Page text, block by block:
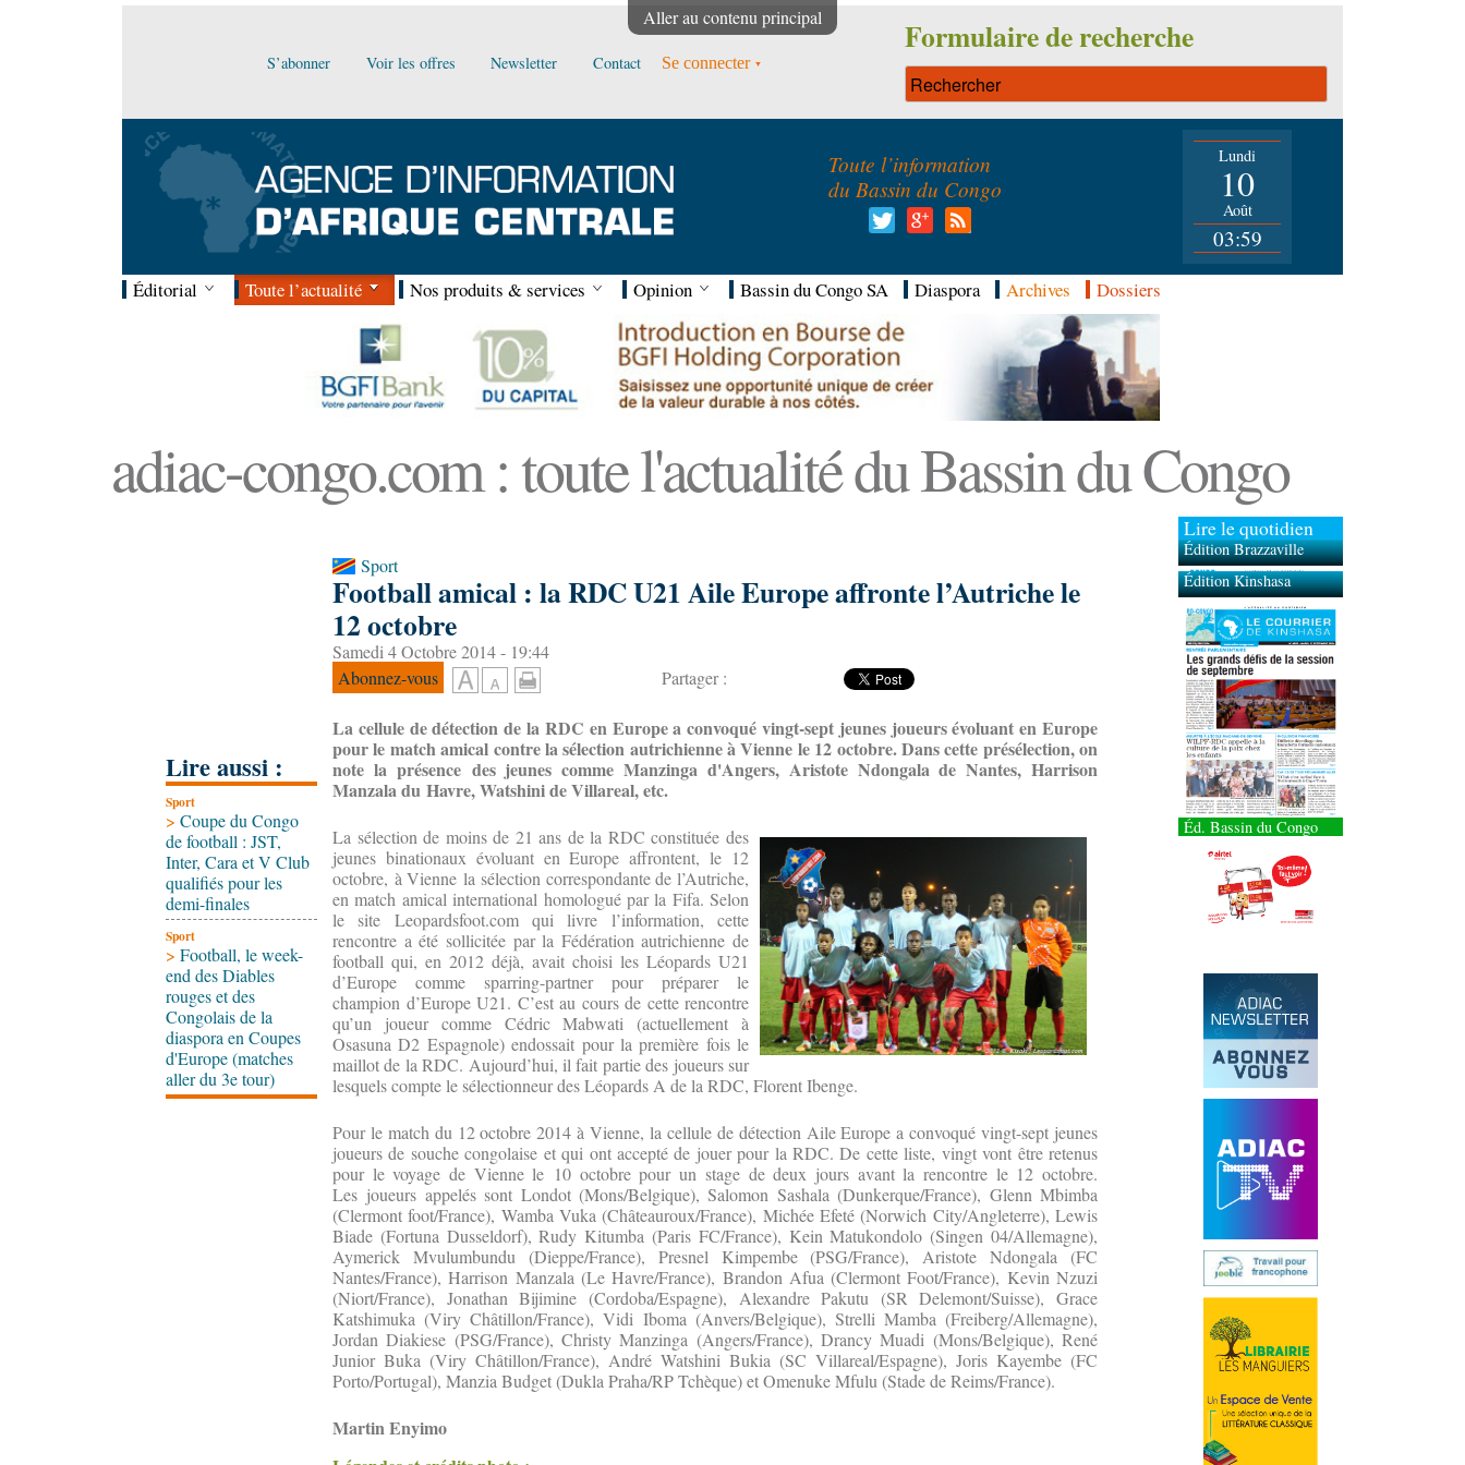
Aller au contenu principal
S’abonner Voir les offres Newsletter Contact Se connecter
Formulaire de recherche
Toute l’information
du Bassin du Congo
Lundi
10
Août
03:59
Éditorial Toute l’actualité Nos produits & services Opinion Bassin du Congo SA Diaspora Archives Dossiers
adiac-congo.com : toute l'actualité du Bassin du Congo
Lire aussi :
Sport
> Coupe du Congo
de football : JST,
Inter, Cara et V Club
qualifiés pour les
demi-finales
Sport
> Football, le week-
end des Diables
rouges et des
Congolais de la
diaspora en Coupes
d'Europe (matches
aller du 3e tour)
Sport
Football amical : la RDC U21 Aile Europe affronte l’Autriche le
12 octobre
Samedi 4 Octobre 2014 - 19:44
Abonnez-vous
Partager :
La cellule de détection de la RDC en Europe a convoqué vingt-sept jeunes joueurs évoluant en Europe
pour le match amical contre la sélection autrichienne à Vienne le 12 octobre. Dans cette présélection, on
note la présence des jeunes comme Manzinga d'Angers, Aristote Ndongala de Nantes, Harrison
Manzala du Havre, Watshini de Villareal, etc.
La sélection de moins de 21 ans de la RDC constituée des
jeunes binationaux évoluant en Europe affrontent, le 12
octobre, à Vienne la sélection correspondante de l’Autriche,
en match amical international homologué par la Fifa. Selon
le site Leopardsfoot.com qui livre l’information, cette
rencontre a été sollicitée par la Fédération autrichienne de
football qui, en 2012 déjà, avait choisi les Léopards U21
d’Europe comme sparring-partner pour préparer le
champion d’Europe U21. C’est au cours de cette rencontre
qu’un joueur comme Cédric Mabwati (actuellement à
Osasuna D2 Espagnole) endossait pour la première fois le
maillot de la RDC. Aujourd’hui, il fait partie des joueurs sur
lesquels compte le sélectionneur des Léopards A de la RDC, Florent Ibenge.
Pour le match du 12 octobre 2014 à Vienne, la cellule de détection Aile Europe a convoqué vingt-sept jeunes
joueurs de souche congolaise et qui ont accepté de jouer pour la RDC. De cette liste, vingt vont être retenus
pour le voyage de Vienne le 10 octobre pour un stage de deux jours avant la rencontre le 12 octobre.
Les joueurs appelés sont Londot (Mons/Belgique), Salomon Sashala (Dunkerque/France), Glenn Mbimba
(Clermont foot/France), Wamba Vuka (Châteauroux/France), Michée Efeté (Norwich City/Angleterre), Lewis
Biade (Fortuna Dusseldorf), Rudy Kitumba (Paris FC/France), Kein Matukondolo (Singen 04/Allemagne),
Aymerick Mvulumbundu (Dieppe/France), Presnel Kimpembe (PSG/France), Aristote Ndongala (FC
Nantes/France), Harrison Manzala (Le Havre/France), Brandon Afua (Clermont Foot/France), Kevin Nzuzi
(Niort/France), Jonathan Bijimine (Cordoba/Espagne), Alexandre Pakutu (SR Delemont/Suisse), Grace
Katshimuka (Viry Châtillon/France), Vidi Iboma (Anvers/Belgique), Strelli Mamba (Freiberg/Allemagne),
Jordan Diakiese (PSG/France), Christy Manzinga (Angers/France), Drancy Muadi (Mons/Belgique), René
Junior Buka (Viry Châtillon/France), André Watshini Bukia (SC Villareal/Espagne), Joris Kayembe (FC
Porto/Portugal), Manzia Budget (Dukla Praha/RP Tchèque) et Omenuke Mfulu (Stade de Reims/France).
Martin Enyimo
Lire le quotidien
Édition Brazzaville
Édition Kinshasa
Éd. Bassin du Congo